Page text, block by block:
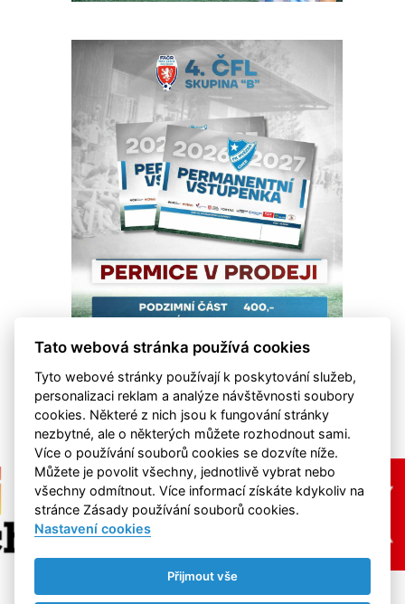
Tato webová stránka používá cookies
Tyto webové stránky používají k poskytování služeb,
personalizaci reklam a analýze návštěvnosti soubory
cookies. Některé z nich jsou k fungování stránky
nezbytné, ale o některých můžete rozhodnout sami.
Více o používání souborů cookies se dozvíte níže.
Můžete je povolit všechny, jednotlivě vybrat nebo
všechny odmítnout. Více informací získáte kdykoliv na
stránce Zásady používání souborů cookies.
Nastavení cookies
Přijmout vše